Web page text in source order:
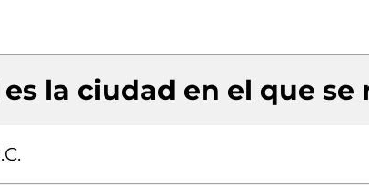
es la ciudad en el que se